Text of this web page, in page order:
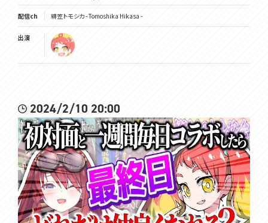
配信ch 緋笠トモシカ - Tomoshika Hikasa -
出演
2024/2/10 20:00